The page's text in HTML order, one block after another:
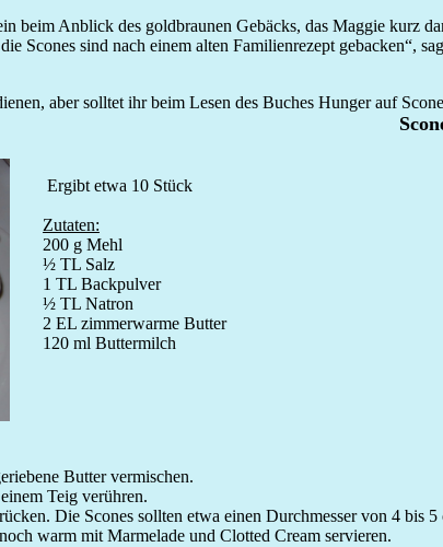
beim Anblick des goldbraunen Gebäcks, das Maggie kurz
Scones sind nach einem alten Familienrezept gebacken“,
aber solltet ihr beim Lesen des Buches Hunger auf
Ergibt etwa 10 Stück
Zutaten:
200 g Mehl
½ TL Salz
1 TL Backpulver
½ TL Natron
2 EL zimmerwarme Butter
120 ml Buttermilch
Butter vermischen.
Teig verühren.
Die Scones sollten etwa einen Durchmesser von 4 bis
warm mit Marmelade und Clotted Cream servieren.